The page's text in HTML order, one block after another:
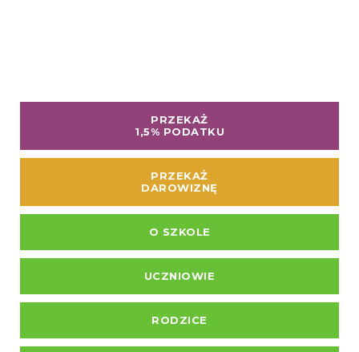
PRZEKAŻ
1,5% PODATKU
PRZEKAŻ
DAROWIZNĘ
O SZKOLE
UCZNIOWIE
RODZICE